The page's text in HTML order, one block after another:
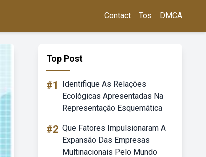
Contact Tos DMCA
Top Post
#1
Identifique As Relações
Ecológicas Apresentadas Na
Representação Esquemática
#2 Que Fatores Impulsionaram A
Expansão Das Empresas
Multinacionais Pelo Mundo